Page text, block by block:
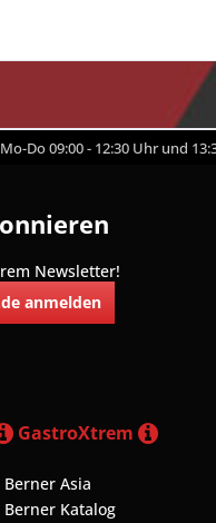
Mo-Do 09:00 - 12:30 Uhr und
Newsletter!
anmelden
GastroXtrem
Berner Asia
Berner Katalog